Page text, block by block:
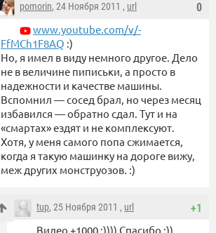
0
pomorin, 24 Ноября 2011 , url
www.youtube.com/v/-
FfMCh1F8AQ :)
Но, я имел в виду немного другое. Дело
не в величине пиписьки, а просто в
надежности и качестве машины.
Вспомнил — сосед брал, но через месяц
избавился — обратно сдал. Тут и на
«смартах» ездят и не комплексуют.
Хотя, у меня самого попа сжимается,
когда я такую машинку на дороге вижу,
меж других монструозов. :)
+1
tup, 25 Ноября 2011 , url
Видео +1000 :)))) Спасибо :))